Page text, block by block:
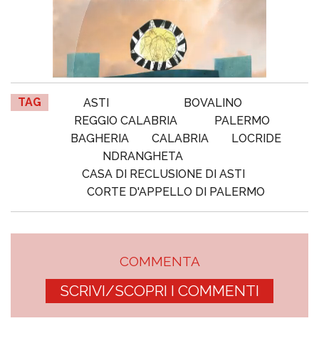
TAG ASTI
BOVALINO
REGGIO CALABRIA
PALERMO
BAGHERIA
CALABRIA
LOCRIDE
NDRANGHETA
CASA DI RECLUSIONE DI ASTI
CORTE D'APPELLO DI PALERMO
COMMENTA
SCRIVI/SCOPRI I COMMENTI